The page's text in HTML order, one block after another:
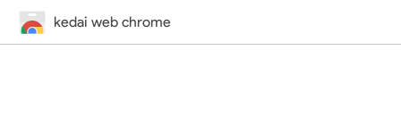
kedai web chrome